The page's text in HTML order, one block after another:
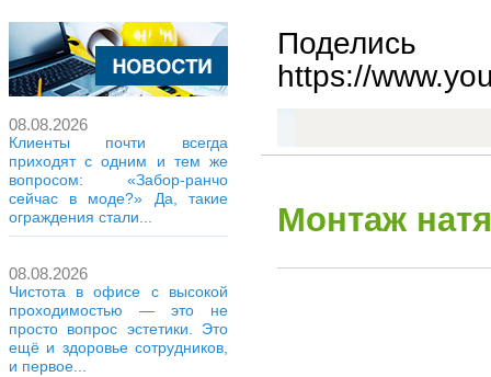
08.08.2026
Клиенты почти всегда
приходят с одним и тем же
вопросом: «Забор-ранчо
сейчас в моде?» Да, такие
ограждения стали...
08.08.2026
Чистота в офисе с высокой
проходимостью — это не
просто вопрос эстетики. Это
ещё и здоровье сотрудников,
и первое...
https://
Монтаж